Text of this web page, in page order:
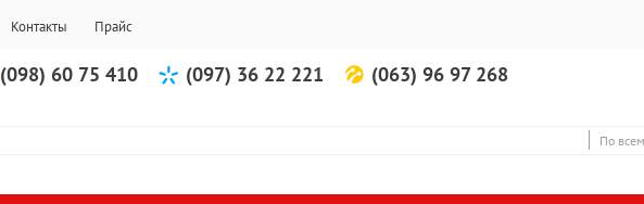
Контакты Прайс
(098) 60 75 410 (097) 36 22 221 (063) 96 97 268
По